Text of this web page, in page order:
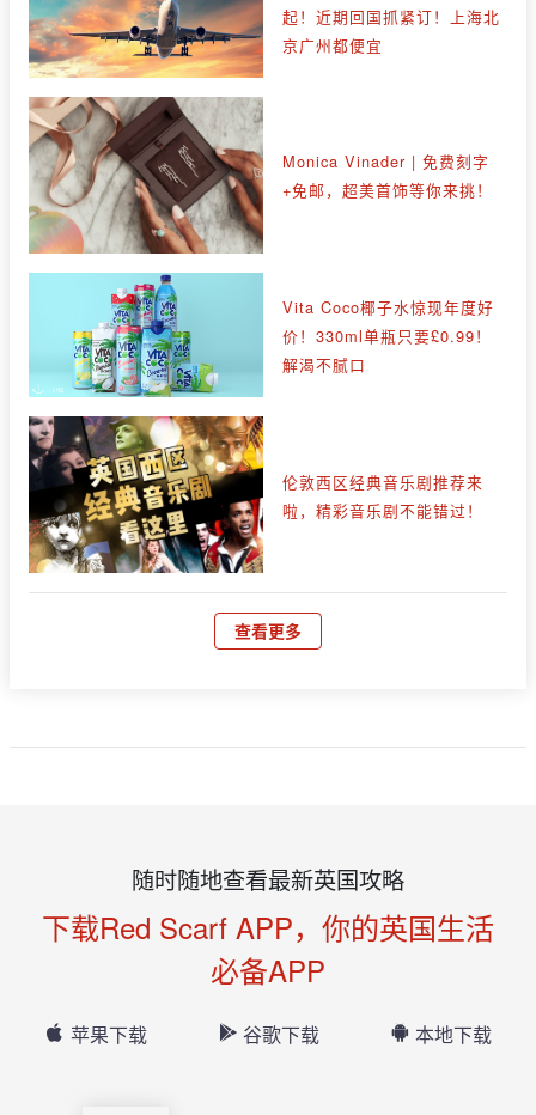
起！近期回国抓紧订！上海北
京广州都便宜
Monica Vinader | 免费刻字
+免邮，超美首饰等你来挑！
Vita Coco椰子水惊现年度好
价！330ml单瓶只要£0.99！
解渴不腻口
伦敦西区经典音乐剧推荐来
啦，精彩音乐剧不能错过！
查看更多
随时随地查看最新英国攻略
下载Red Scarf APP，你的英国生活
必备APP
苹果下载 谷歌下载 本地下载